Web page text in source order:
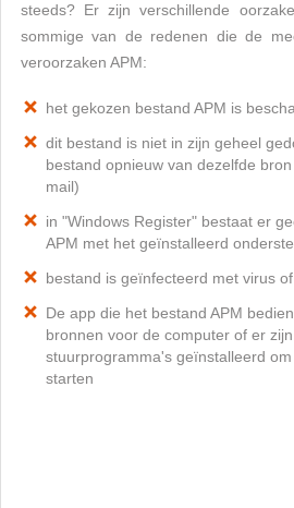
steeds? Er zijn verschillende
sommige van de redenen die de
veroorzaken APM:
het gekozen bestand APM is
dit bestand is niet in zijn geheel
bestand opnieuw van dezelfde
mail)
in "Windows Register" bestaat er
APM met het geïnstalleerd
bestand is geïnfecteerd met virus
De app die het bestand APM
bronnen voor de computer of er
stuurprogramma's geïnstalleerd
starten